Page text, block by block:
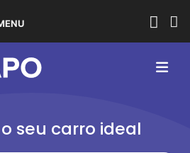
seu carro ideal